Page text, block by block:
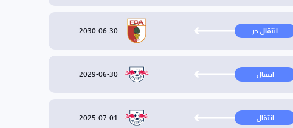
انتقال حر 2030-06-30
انتقال 2029-06-30
انتقال 2025-07-01